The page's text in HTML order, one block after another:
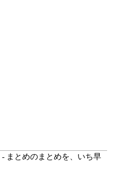
- まとめのまとめを、いち早